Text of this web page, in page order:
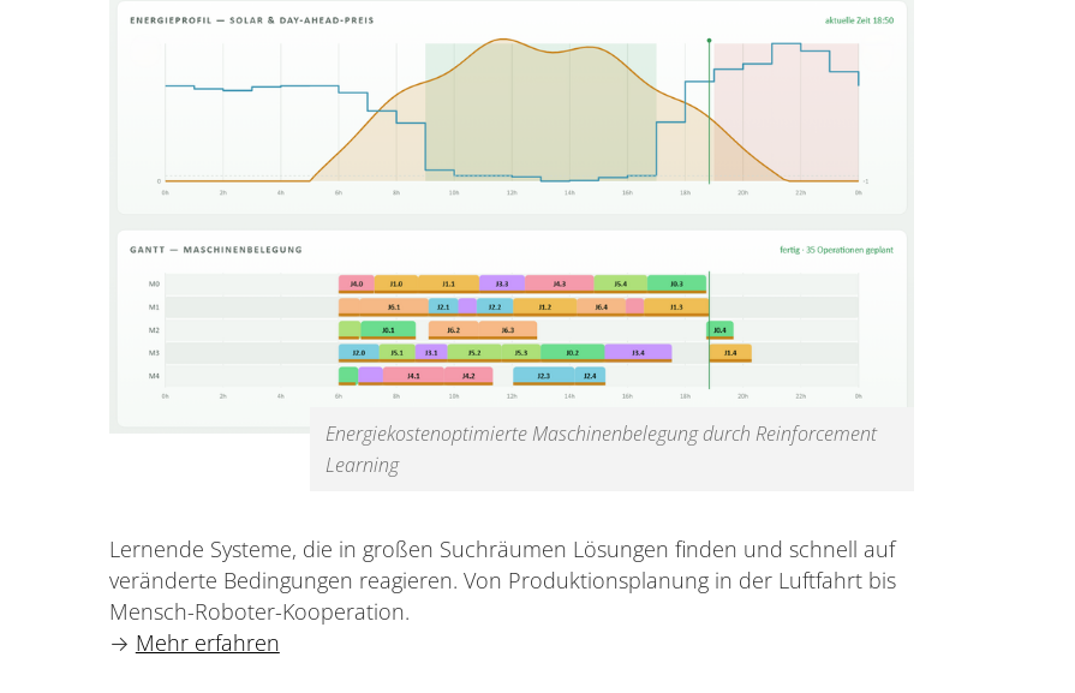
Energiekostenoptimierte Maschinenbelegung durch Reinforcement
Learning
Lernende Systeme, die in großen Suchräumen Lösungen finden und schnell auf
veränderte Bedingungen reagieren. Von Produktionsplanung in der Luftfahrt bis
Mensch-Roboter-Kooperation.
→ Mehr erfahren